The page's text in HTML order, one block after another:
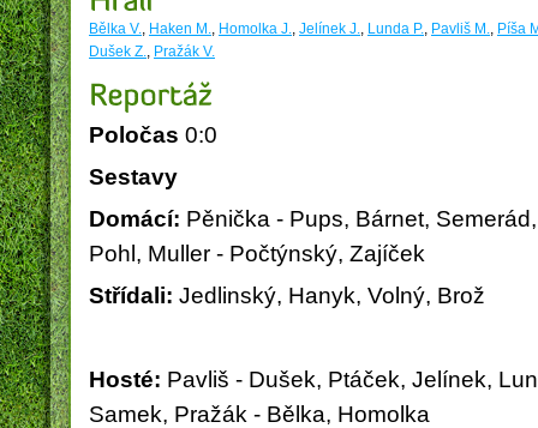
Bělka V., Haken M., Homolka J., Jelínek J., Lunda P., Pavliš M., Píša
Dušek Z., Pražák V.
Poločas 0:0
Sestavy
Domácí: Pěnička - Pups, Bárnet,
Pohl, Muller - Počtýnský, Zajíček
Střídali: Jedlinský, Hanyk, Volný, Brož
Hosté: Pavliš - Dušek, Ptáček, Jelínek,
Samek, Pražák - Bělka, Homolka